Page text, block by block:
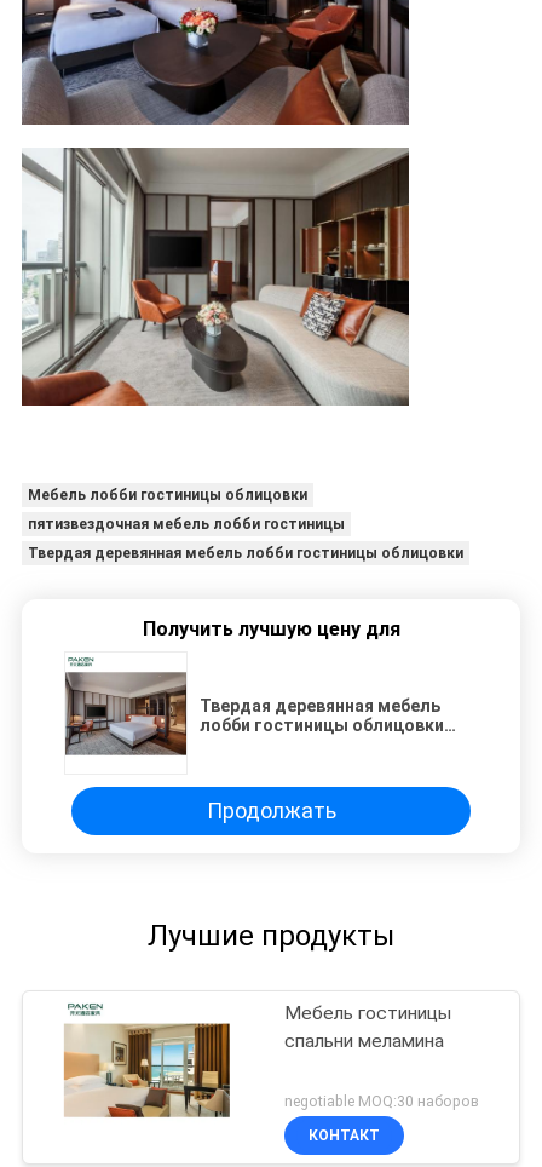
Мебель лобби гостиницы облицовки
пятизвездочная мебель лобби гостиницы
Твердая деревянная мебель лобби гостиницы облицовки
Получить лучшую цену для
Твердая деревянная мебель
лобби гостиницы облицовки
Продолжать
Лучшие продукты
Мебель гостиницы
спальни меламина
negotiable MOQ:30 наборов
КОНТАКТ